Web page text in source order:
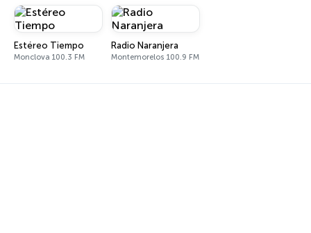
Estéreo Tiempo
Monclova 100.3 FM
Radio Naranjera
Montemorelos 100.9 FM